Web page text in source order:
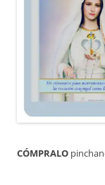
CÓMPRALO